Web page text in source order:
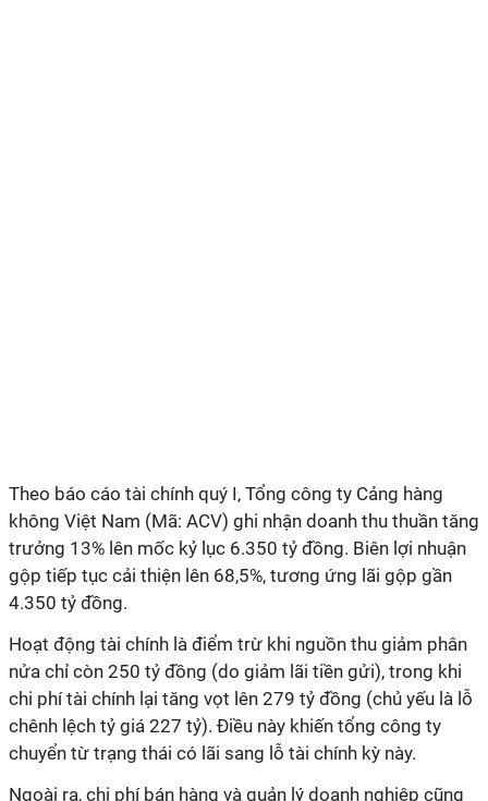
Theo báo cáo tài chính quý I, Tổng công ty Cảng hàng
không Việt Nam (Mã: ACV) ghi nhận doanh thu thuần tăng
trưởng 13% lên mốc kỷ lục 6.350 tỷ đồng. Biên lợi nhuận
gộp tiếp tục cải thiện lên 68,5%, tương ứng lãi gộp gần
4.350 tỷ đồng.
Hoạt động tài chính là điểm trừ khi nguồn thu giảm phân
nửa chỉ còn 250 tỷ đồng (do giảm lãi tiền gửi), trong khi
chi phí tài chính lại tăng vọt lên 279 tỷ đồng (chủ yếu là lỗ
chênh lệch tỷ giá 227 tỷ). Điều này khiến tổng công ty
chuyển từ trạng thái có lãi sang lỗ tài chính kỳ này.
Ngoài ra, chi phí bán hàng và quản lý doanh nghiệp cũng